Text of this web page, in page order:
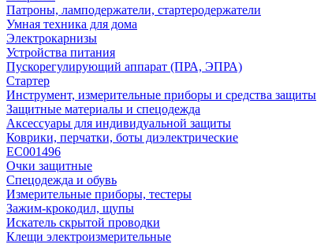
Патроны, ламподержатели, стартеродержатели
Умная техника для дома
Электрокарнизы
Устройства питания
Пускорегулирующий аппарат (ПРА, ЭПРА)
Стартер
Инструмент, измерительные приборы и средства защиты
Защитные материалы и спецодежда
Аксессуары для индивидуальной защиты
Коврики, перчатки, боты диэлектрические
EC001496
Очки защитные
Спецодежда и обувь
Измерительные приборы, тестеры
Зажим-крокодил, щупы
Искатель скрытой проводки
Клещи электроизмерительные